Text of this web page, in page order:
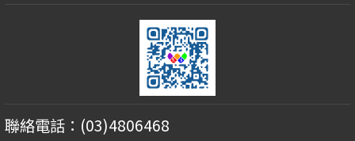
聯絡電話：(03)4806468